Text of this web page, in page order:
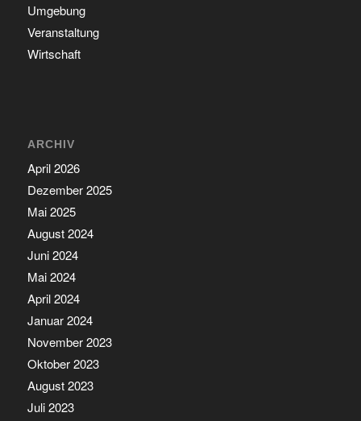
Umgebung
Veranstaltung
Wirtschaft
ARCHIV
April 2026
Dezember 2025
Mai 2025
August 2024
Juni 2024
Mai 2024
April 2024
Januar 2024
November 2023
Oktober 2023
August 2023
Juli 2023